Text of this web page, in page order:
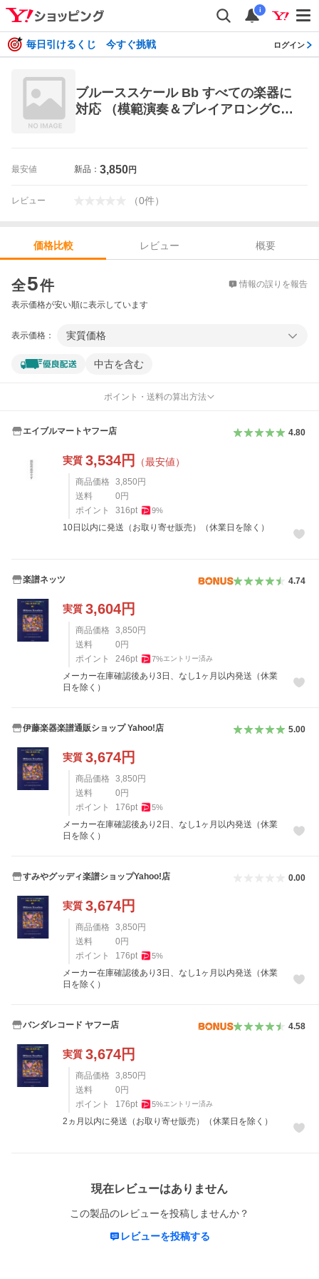
i
毎日引けるくじ 今すぐ挑戦 ログイン
ブルーススケール Bb すべての楽器に
対応 （模範演奏＆プレイアロングCD
最安値 新品： 3,850円
レビュー （0件）
価格比較 レビュー
概要
全5件 情報の誤りを報告
表示価格が安い順に表示しています
表示価格： 実質価格
中古を含む
ポイント・送料の算出方法
エイブルマートヤフー店 4.80
実質 3,534円 （最安値）
商品価格 3,850 円
送料
0 円
ポイント
316pt 9%
10日以内に発送（お取り寄せ販売）（休業日を除く）
楽譜ネッツ 4.74
実質 3,604円
商品価格 3,850 円
送料
0 円
ポイント
246pt 7%エントリー済み
メーカー在庫確認後あり3日、なし1ヶ月以内発送（休業
日を除く）
伊藤楽器楽譜通販ショップ Yahoo!店 5.00
実質 3,674円
商品価格 3,850 円
送料
0 円
ポイント
176pt 5%
メーカー在庫確認後あり2日、なし1ヶ月以内発送（休業
日を除く）
すみやグッディ楽譜ショップYahoo!店 0.00
実質 3,674円
商品価格 3,850 円
送料
0 円
ポイント
176pt 5%
メーカー在庫確認後あり3日、なし1ヶ月以内発送（休業
日を除く）
バンダレコード ヤフー店 4.58
実質 3,674円
商品価格 3,850 円
送料
0 円
ポイント
176pt 5%エントリー済み
2ヵ月以内に発送（お取り寄せ販売）（休業日を除く）
現在レビューはありません
この製品のレビューを投稿しませんか？
レビューを投稿する